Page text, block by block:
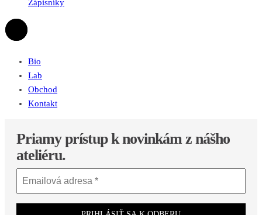
Zápisníky
Bio
Lab
Obchod
Kontakt
Priamy prístup k novinkám z nášho
ateliéru.